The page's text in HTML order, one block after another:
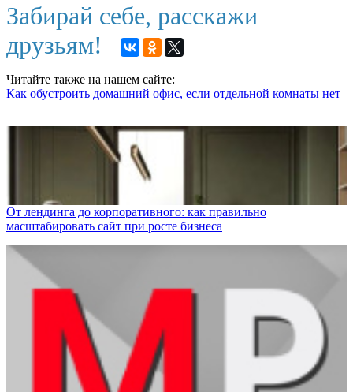
Забирай себе, расскажи
друзьям!
Читайте также на нашем сайте:
Как обустроить домашний офис, если отдельной комнаты нет
От лендинга до корпоративного: как правильно
масштабировать сайт при росте бизнеса